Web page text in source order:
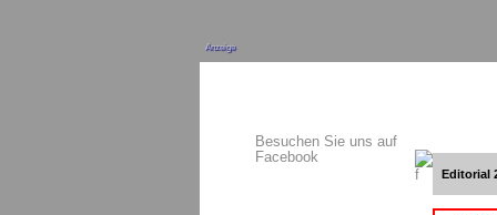
Anzeige
Besuchen Sie uns auf
Facebook
Editorial